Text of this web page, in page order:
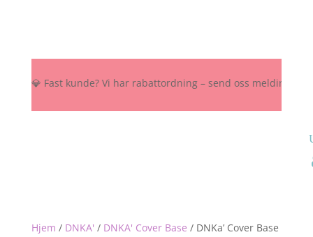
💎 Fast kunde? Vi har rabattordning – send oss melding her,
Hjem / DNKA' / DNKA' Cover Base / DNKa’ Cover Base